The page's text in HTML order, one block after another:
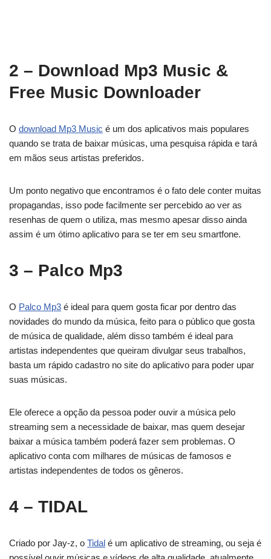
2 – Download Mp3 Music &
Free Music Downloader
O download Mp3 Music é um dos aplicativos mais populares
quando se trata de baixar músicas, uma pesquisa rápida e tará
em mãos seus artistas preferidos.
Um ponto negativo que encontramos é o fato dele conter muitas
propagandas, isso pode facilmente ser percebido ao ver as
resenhas de quem o utiliza, mas mesmo apesar disso ainda
assim é um ótimo aplicativo para se ter em seu smartfone.
3 – Palco Mp3
O Palco Mp3 é ideal para quem gosta ficar por dentro das
novidades do mundo da música, feito para o público que gosta
de música de qualidade, além disso também é ideal para
artistas independentes que queiram divulgar seus trabalhos,
basta um rápido cadastro no site do aplicativo para poder upar
suas músicas.
Ele oferece a opção da pessoa poder ouvir a música pelo
streaming sem a necessidade de baixar, mas quem desejar
baixar a música também poderá fazer sem problemas. O
aplicativo conta com milhares de músicas de famosos e
artistas independentes de todos os gêneros.
4 – TIDAL
Criado por Jay-z, o Tidal é um aplicativo de streaming, ou seja é